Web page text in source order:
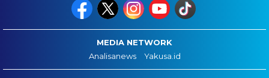
MEDIA NETWORK
Analisanews
Yakusa.id